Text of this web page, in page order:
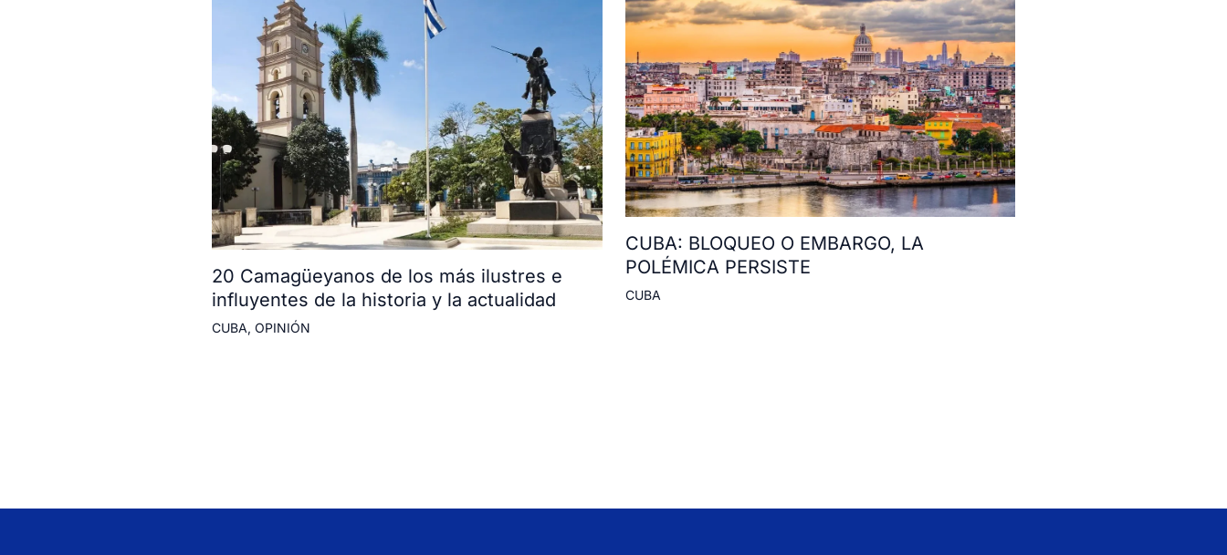
20 Camagüeyanos de los más ilustres e
influyentes de la historia y la actualidad
CUBA, OPINIÓN
CUBA: BLOQUEO O EMBARGO, LA
POLÉMICA PERSISTE
CUBA